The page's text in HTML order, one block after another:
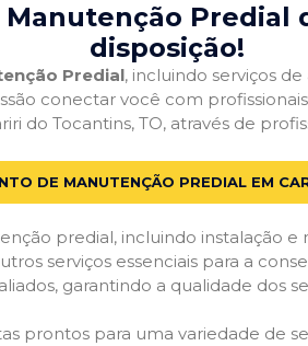
Predial
disposição!
Predial, incluindo serviços
conectar você com
do Tocantins, TO, através de
DE MANUTENÇÃO PREDIAL EM
predial, incluindo instalação
serviços essenciais para a
garantindo a qualidade dos
prontos para uma variedade de